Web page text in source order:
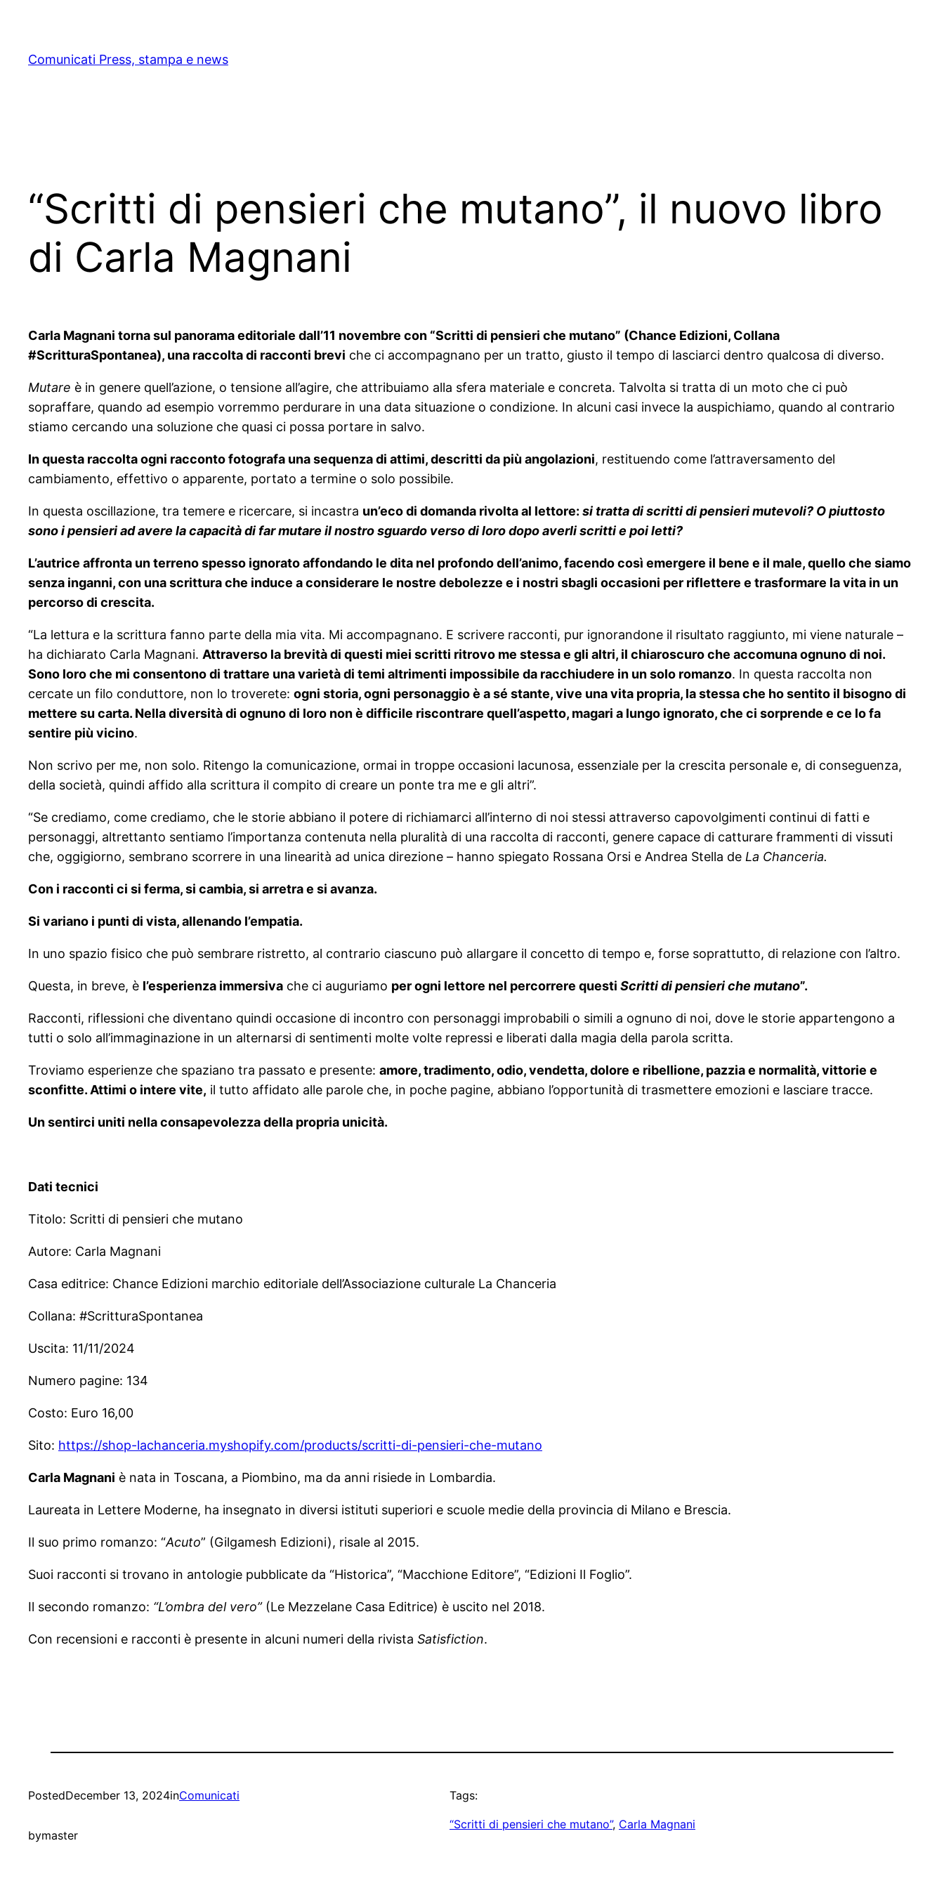
content
Comunicati Press, stampa e news
“Scritti di pensieri che mutano”, il nuovo libro
di Carla Magnani
Carla Magnani torna sul panorama editoriale dall’11 novembre con “Scritti di pensieri che mutano” (Chance Edizioni, Collana
#ScritturaSpontanea), una raccolta di racconti brevi che ci accompagnano per un tratto, giusto il tempo di lasciarci dentro qualcosa di diverso.
Mutare è in genere quell’azione, o tensione all’agire, che attribuiamo alla sfera materiale e concreta. Talvolta si tratta di un moto che ci può
sopraffare, quando ad esempio vorremmo perdurare in una data situazione o condizione. In alcuni casi invece la auspichiamo, quando al contrario
stiamo cercando una soluzione che quasi ci possa portare in salvo.
In questa raccolta ogni racconto fotografa una sequenza di attimi, descritti da più angolazioni, restituendo come l’attraversamento del
cambiamento, effettivo o apparente, portato a termine o solo possibile.
In questa oscillazione, tra temere e ricercare, si incastra un’eco di domanda rivolta al lettore: si tratta di scritti di pensieri mutevoli? O piuttosto
sono i pensieri ad avere la capacità di far mutare il nostro sguardo verso di loro dopo averli scritti e poi letti?
L’autrice affronta un terreno spesso ignorato affondando le dita nel profondo dell’animo, facendo così emergere il bene e il male, quello che siamo
senza inganni, con una scrittura che induce a considerare le nostre debolezze e i nostri sbagli occasioni per riflettere e trasformare la vita in un
percorso di crescita.
“La lettura e la scrittura fanno parte della mia vita. Mi accompagnano. E scrivere racconti, pur ignorandone il risultato raggiunto, mi viene naturale –
ha dichiarato Carla Magnani. Attraverso la brevità di questi miei scritti ritrovo me stessa e gli altri, il chiaroscuro che accomuna ognuno di noi.
Sono loro che mi consentono di trattare una varietà di temi altrimenti impossibile da racchiudere in un solo romanzo. In questa raccolta non
cercate un filo conduttore, non lo troverete: ogni storia, ogni personaggio è a sé stante, vive una vita propria, la stessa che ho sentito il bisogno di
mettere su carta. Nella diversità di ognuno di loro non è difficile riscontrare quell’aspetto, magari a lungo ignorato, che ci sorprende e ce lo fa
sentire più vicino.
Non scrivo per me, non solo. Ritengo la comunicazione, ormai in troppe occasioni lacunosa, essenziale per la crescita personale e, di conseguenza,
della società, quindi affido alla scrittura il compito di creare un ponte tra me e gli altri”.
“Se crediamo, come crediamo, che le storie abbiano il potere di richiamarci all’interno di noi stessi attraverso capovolgimenti continui di fatti e
personaggi, altrettanto sentiamo l’importanza contenuta nella pluralità di una raccolta di racconti, genere capace di catturare frammenti di vissuti
che, oggigiorno, sembrano scorrere in una linearità ad unica direzione – hanno spiegato Rossana Orsi e Andrea Stella de La Chanceria.
Con i racconti ci si ferma, si cambia, si arretra e si avanza.
Si variano i punti di vista, allenando l’empatia.
In uno spazio fisico che può sembrare ristretto, al contrario ciascuno può allargare il concetto di tempo e, forse soprattutto, di relazione con l’altro.
Questa, in breve, è l’esperienza immersiva che ci auguriamo per ogni lettore nel percorrere questi Scritti di pensieri che mutano”.
Racconti, riflessioni che diventano quindi occasione di incontro con personaggi improbabili o simili a ognuno di noi, dove le storie appartengono a
tutti o solo all’immaginazione in un alternarsi di sentimenti molte volte repressi e liberati dalla magia della parola scritta.
Troviamo esperienze che spaziano tra passato e presente: amore, tradimento, odio, vendetta, dolore e ribellione, pazzia e normalità, vittorie e
sconfitte. Attimi o intere vite, il tutto affidato alle parole che, in poche pagine, abbiano l’opportunità di trasmettere emozioni e lasciare tracce.
Un sentirci uniti nella consapevolezza della propria unicità.
Dati tecnici
Titolo: Scritti di pensieri che mutano
Autore: Carla Magnani
Casa editrice: Chance Edizioni marchio editoriale dell’Associazione culturale La Chanceria
Collana: #ScritturaSpontanea
Uscita: 11/11/2024
Numero pagine: 134
Costo: Euro 16,00
Sito: https://shop-lachanceria.myshopify.com/products/scritti-di-pensieri-che-mutano
Carla Magnani è nata in Toscana, a Piombino, ma da anni risiede in Lombardia.
Laureata in Lettere Moderne, ha insegnato in diversi istituti superiori e scuole medie della provincia di Milano e Brescia.
Il suo primo romanzo: “Acuto” (Gilgamesh Edizioni), risale al 2015.
Suoi racconti si trovano in antologie pubblicate da “Historica”, “Macchione Editore”, “Edizioni Il Foglio”.
Il secondo romanzo: “L’ombra del vero” (Le Mezzelane Casa Editrice) è uscito nel 2018.
Con recensioni e racconti è presente in alcuni numeri della rivista Satisfiction.
PostedDecember 13, 2024inComunicati
bymaster
Tags:
“Scritti di pensieri che mutano”, Carla Magnani